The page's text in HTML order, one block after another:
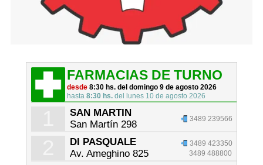
FARMACIAS DE TURNO
desde8:30 hs. del domingo 9 de agosto 2026
hasta8:30 hs. del lunes 10 de agosto 2026
SAN MARTIN
San Martín 298
3489 239566
DI PASQUALE
Av. Ameghino 825
3489 423350
3489 488800